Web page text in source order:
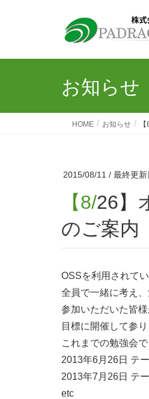
お知らせ
HOME お知らせ
2015/08/11 / 最終更新
【8/26】オープンソースライセンス研究所 勉強会
のご案内
OSSを利用されて
全員で一緒に考え
参加いただいた皆
目標に開催して参り
これまでの勉強会
2013年6月26日 テ
2013年7月26日 テ
etc